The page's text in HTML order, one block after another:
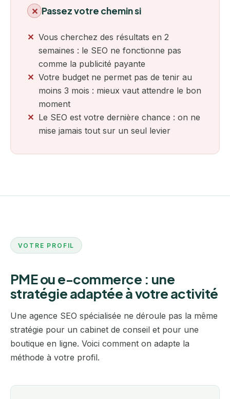
✕ Passez votre chemin si
Vous cherchez des résultats en 2
semaines : le SEO ne fonctionne pas
comme la publicité payante
Votre budget ne permet pas de tenir au
moins 3 mois : mieux vaut attendre le bon
moment
Le SEO est votre dernière chance : on ne
mise jamais tout sur un seul levier
VOTRE PROFIL
PME ou e-commerce : une
stratégie adaptée à votre activité
Une agence SEO spécialisée ne déroule pas la même
stratégie pour un cabinet de conseil et pour une
boutique en ligne. Voici comment on adapte la
méthode à votre profil.